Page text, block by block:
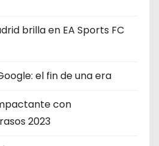
brilla en EA Sports FC
el fin de una era
con
2023